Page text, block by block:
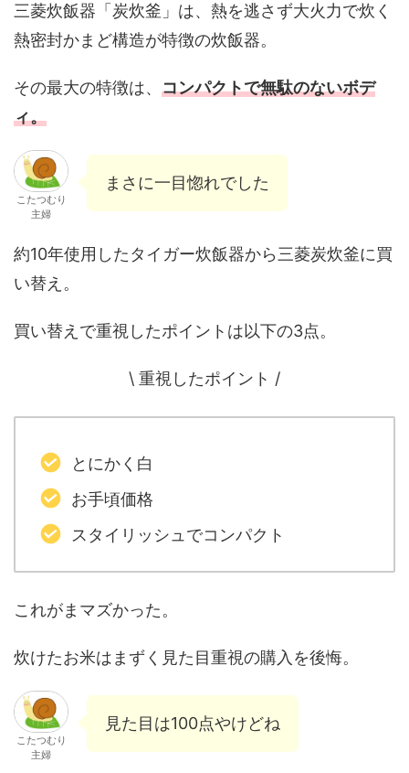
三菱炊飯器「炭炊釜」は、熱を逃さず大火力で炊く
熱密封かまど構造が特徴の炊飯器。
その最大の特徴は、 コンパクトで無駄のないボデ
ィ。
こたつむり
主婦
まさに一目惚れでした
約10年使用したタイガー炊飯器から三菱炭炊釜に買
い替え。
買い替えで重視したポイントは以下の3点。
\ 重視したポイント /
とにかく白
お手頃価格
スタイリッシュでコンパクト
これがまマズかった。
炊けたお米はまずく見た目重視の購入を後悔。
こたつむり
主婦
見た目は100点やけどね